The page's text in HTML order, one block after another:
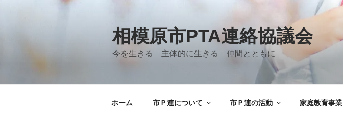
相模原市PTA連絡協議会
今を生きる 主体的に生きる 仲間とともに
ホーム 市Ｐ連について 市Ｐ連の活動 家庭教育事業